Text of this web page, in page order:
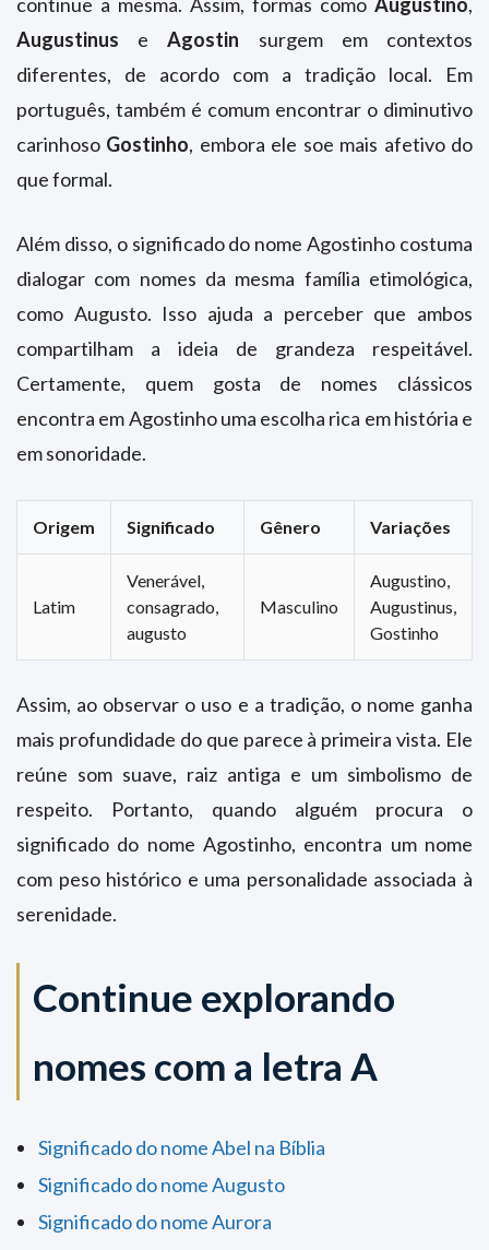
Augustinus eAgostin surgem em contextos
diferentes, de acordo com a tradição local. Em
português, também é comum encontrar o diminutivo
carinhoso Gostinho, embora ele soe mais afetivo do
que formal.
Além disso, o significado do nome Agostinho costuma
dialogar com nomes da mesma família etimológica,
como Augusto. Isso ajuda a perceber que ambos
compartilham a ideia de grandeza respeitável.
Certamente, quem gosta de nomes clássicos
encontra em Agostinho uma escolha rica em história e
em sonoridade.
Origem Significado Gênero Variações
Latim
Venerável,
consagrado,
augusto
Masculino
Augustino,
Augustinus,
Gostinho
Assim, ao observar o uso e a tradição, o nome ganha
mais profundidade do que parece à primeira vista. Ele
reúne som suave, raiz antiga e um simbolismo de
respeito. Portanto, quando alguém procura o
significado do nome Agostinho, encontra um nome
com peso histórico e uma personalidade associada à
serenidade.
Continue explorando
nomes com a letra A
Significado do nome Abel na Bíblia
Significado do nome Augusto
Significado do nome Aurora